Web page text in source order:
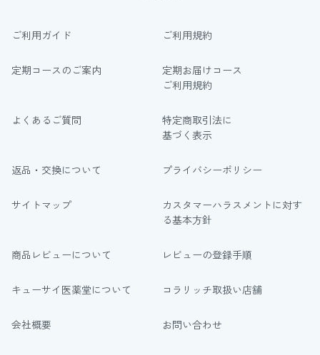
ご利用ガイド ご利用規約
定期コースのご案内
定期お届けコース
ご利用規約
よくあるご質問
特定商取引法に
基づく表示
返品・交換について プライバシーポリシー
サイトマップ
カスタマーハラスメントに対す
る基本方針
商品レビューについて レビューの登録手順
キューサイ医薬堂について コラリッチ取扱い店舗
会社概要 お問い合わせ